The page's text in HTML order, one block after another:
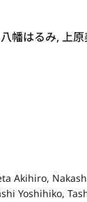
幡はるみ, 上
Akihiro,
Yoshihiko,